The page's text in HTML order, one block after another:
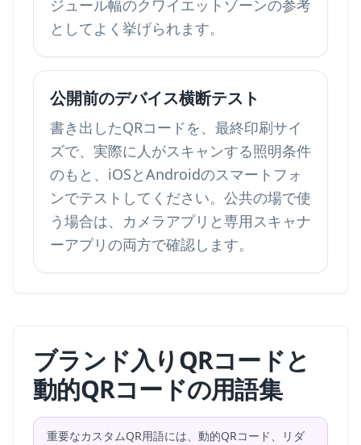
ジュール幅のクワイエットゾーンの参考
としてよく挙げられます。
公開前のデバイス横断テスト
書き出したQRコードを、最終印刷サイ
ズで、実際に人がスキャンする照明条件
のもと、iOSとAndroidのスマートフォ
ンでテストしてください。公共の場で使
う場合は、カメラアプリと専用スキャナ
ーアプリの両方で確認します。
ブランド入りQRコードと
動的QRコードの用語集
重要なカスタムQR用語には、動的QRコード、リダ